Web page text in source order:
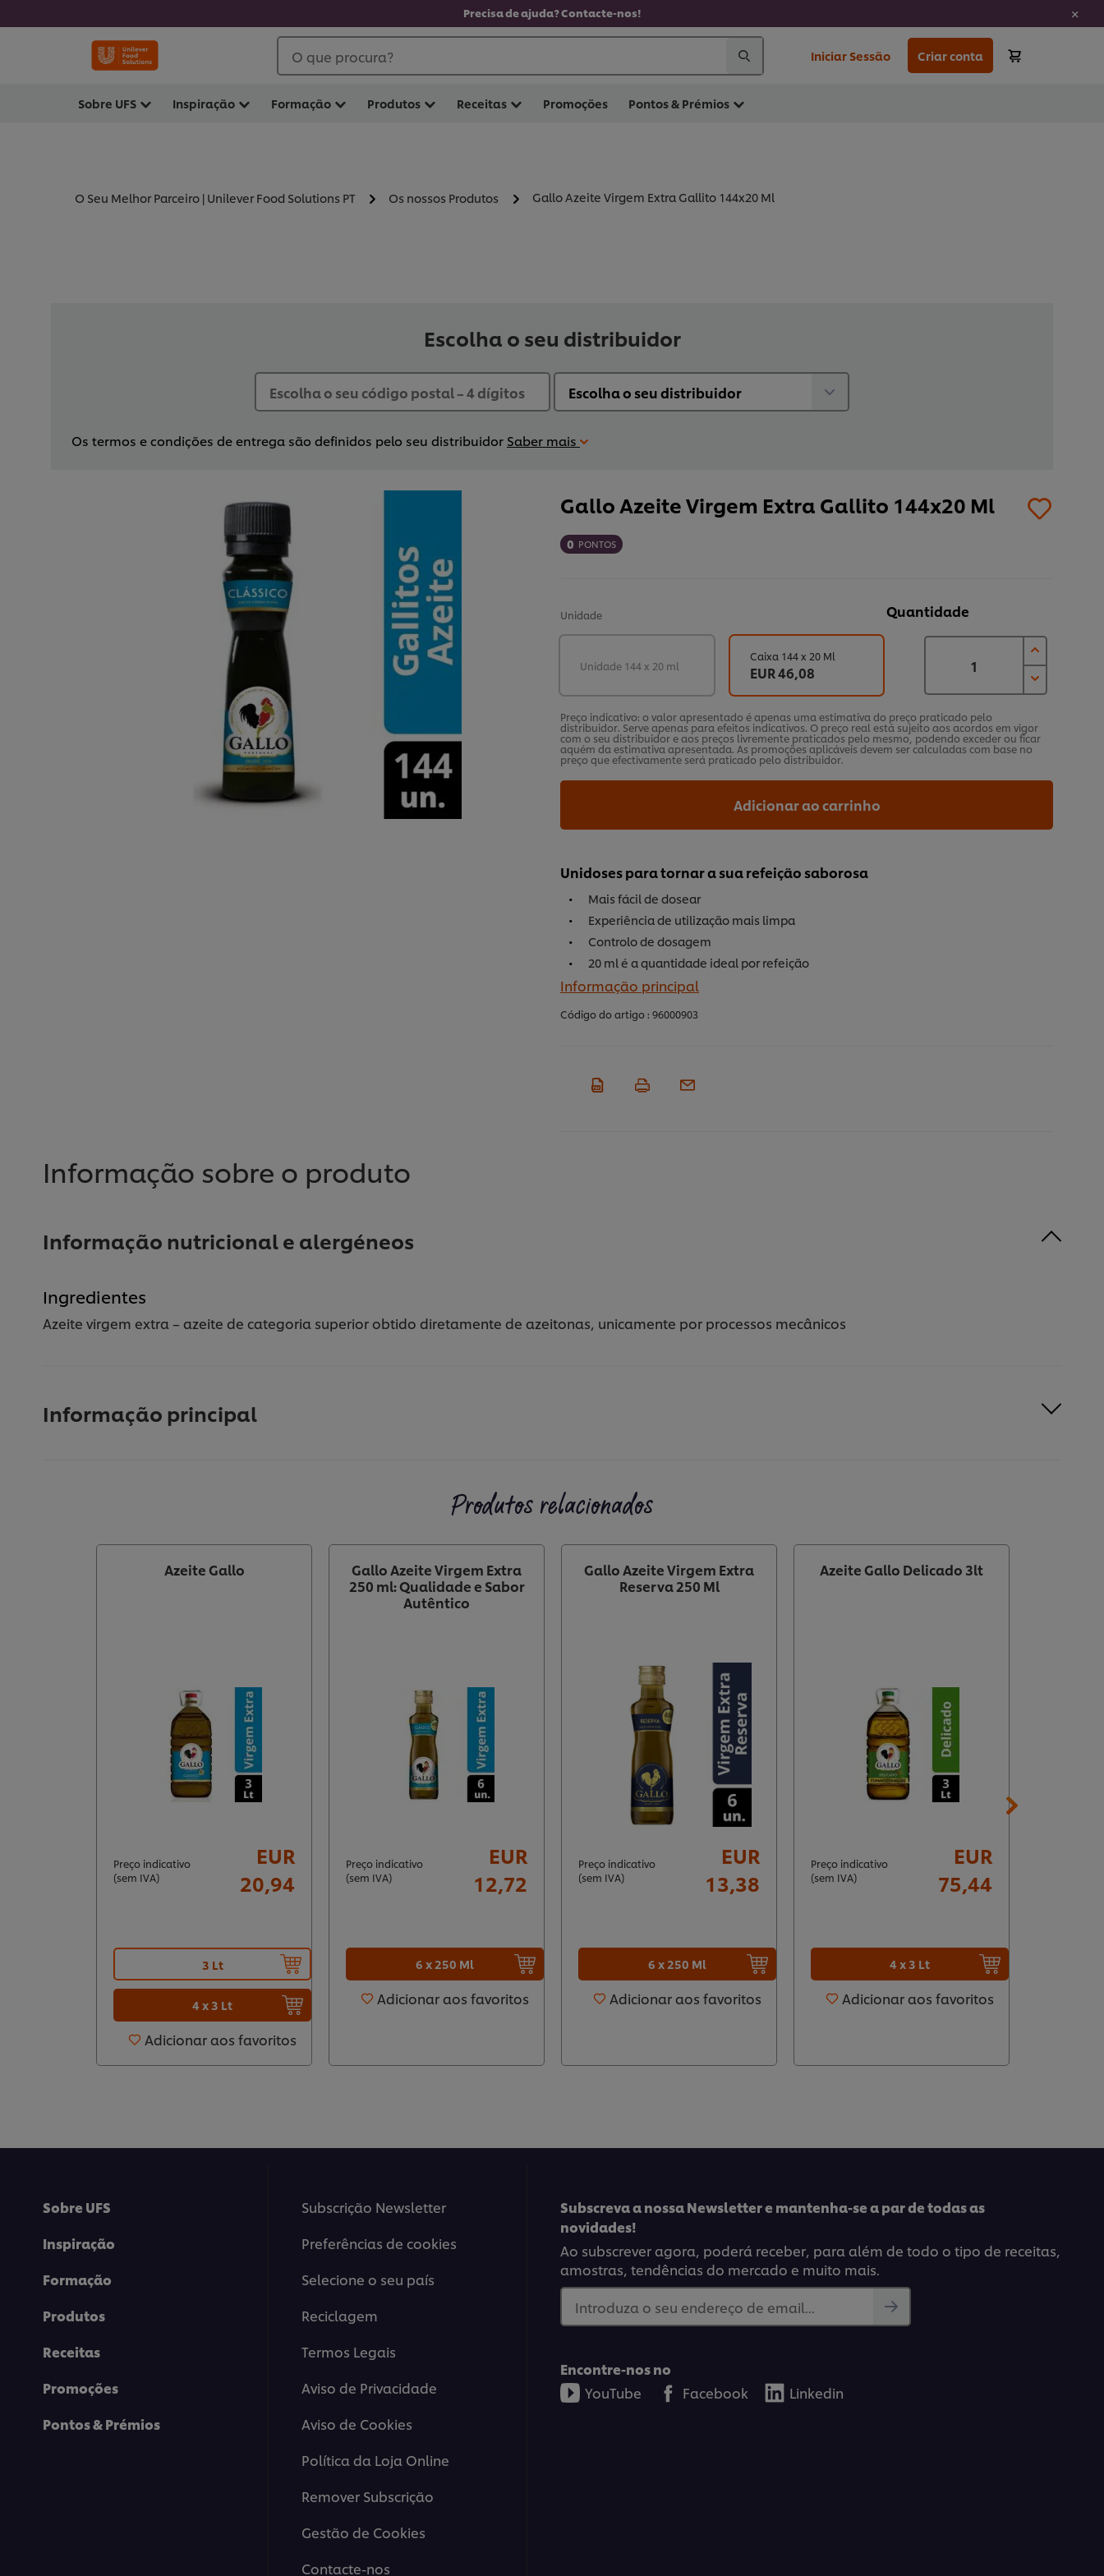
Precisa de ajuda? Contacte-nos!
O que procura? Iniciar Sessão Criar conta
Sobre UFS Inspiração Formação Produtos Receitas Promoções Pontos & Prémios
O Seu Melhor Parceiro | Unilever Food Solutions PT Os nossos Produtos Gallo Azeite Virgem Extra Gallito 144x20 Ml
Escolha o seu distribuidor
Os termos e condições de entrega são definidos pelo seu distribuidor Saber mais
Gallo Azeite Virgem Extra Gallito 144x20 Ml
0 PONTOS
Unidade Quantidade
Unidade 144 x 20 ml
Caixa 144 x 20 Ml
EUR 46,08
Preço indicativo: o valor apresentado é apenas uma estimativa do preço praticado pelo
distribuidor. Serve apenas para efeitos indicativos. O preço real está sujeito aos acordos em vigor
com o seu distribuidor e aos preços livremente praticados pelo mesmo, podendo exceder ou ficar
aquém da estimativa apresentada. As promoções aplicáveis devem ser calculadas com base no
preço que efectivamente será praticado pelo distribuidor.
Adicionar ao carrinho
Unidoses para tornar a sua refeição saborosa
Mais fácil de dosear
Experiência de utilização mais limpa
Controlo de dosagem
20 ml é a quantidade ideal por refeição
Informação principal
Código do artigo : 96000903
Informação sobre o produto
Informação nutricional e alergéneos
Ingredientes
Azeite virgem extra – azeite de categoria superior obtido diretamente de azeitonas, unicamente por processos mecânicos
Informação principal
Produtos relacionados
Azeite Gallo
Preço indicativo
(sem IVA)
EUR
20,94
3 Lt
4 x 3 Lt
Adicionar aos favoritos
Gallo Azeite Virgem Extra
250 ml: Qualidade e Sabor
Autêntico
Preço indicativo
(sem IVA)
EUR
12,72
6 x 250 Ml
Adicionar aos favoritos
Gallo Azeite Virgem Extra
Reserva 250 Ml
Preço indicativo
(sem IVA)
EUR
13,38
6 x 250 Ml
Adicionar aos favoritos
Azeite Gallo Delicado 3lt
Preço indicativo
(sem IVA)
EUR
75,44
4 x 3 Lt
Adicionar aos favoritos
Sobre UFS
Inspiração
Formação
Produtos
Receitas
Promoções
Pontos & Prémios
Subscrição Newsletter
Preferências de cookies
Selecione o seu país
Reciclagem
Termos Legais
Aviso de Privacidade
Aviso de Cookies
Política da Loja Online
Remover Subscrição
Gestão de Cookies
Contacte-nos
Subscreva a nossa Newsletter e mantenha-se a par de todas as
novidades!
Ao subscrever agora, poderá receber, para além de todo o tipo de receitas,
amostras, tendências do mercado e muito mais.
Introduza o seu endereço de email...
Encontre-nos no
YouTube
Facebook Linkedin